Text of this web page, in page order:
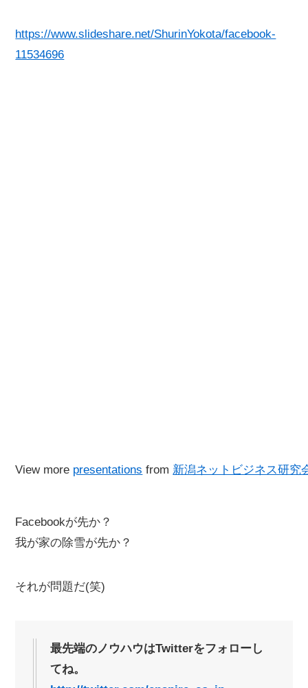
https://www.slideshare.net/ShurinYokota/facebook-
11534696
View more presentations from 新潟ネットビジネス研究
Facebookが先か？
我が家の除雪が先か？
それが問題だ(笑)
最先端のノウハウはTwitterをフォローし
てね。